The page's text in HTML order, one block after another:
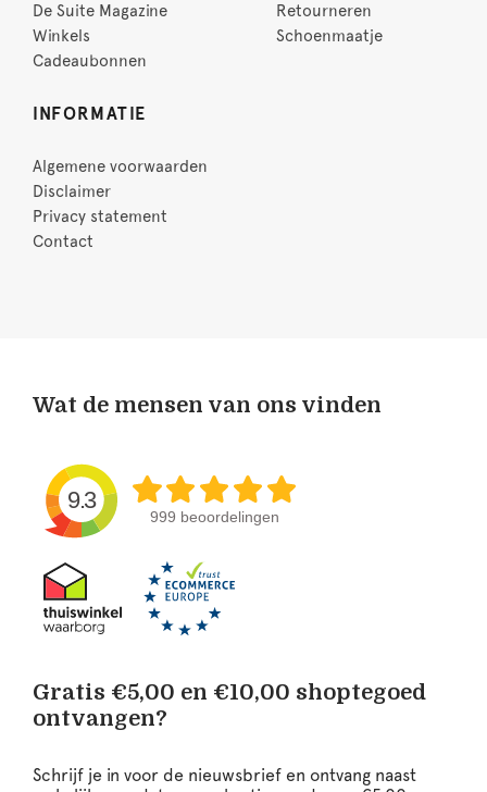
De Suite Magazine
Winkels
Cadeaubonnen
Retourneren
Schoenmaatje
INFORMATIE
Algemene voorwaarden
Disclaimer
Privacy statement
Contact
Wat de mensen van ons vinden
9.3
999 beoordelingen
Gratis €5,00 en €10,00 shoptegoed
ontvangen?
Schrijf je in voor de nieuwsbrief en ontvang naast